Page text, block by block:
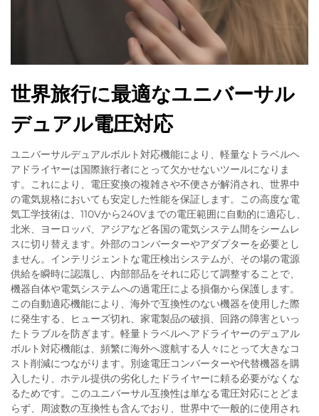
世界旅行に最適なユニバーサル
デュアル電圧対応
ユニバーサルデュアルボルト対応機能により、軽量なトラベルヘ
アドライヤーは国際旅行者にとって欠かせないツールになりま
す。これにより、電圧変換の複雑さや不便さが解消され、世界中
の電気規格においても安定した性能を保証します。この高度な電
気工学技術は、110Vから240Vまでの電圧範囲に自動的に適応し、
北米、ヨーロッパ、アジアなど各国の電気システム間をシームレ
スに切り替えます。外部のコンバーターやアダプターを必要とし
ません。インテリジェントな電圧検出システムが、その場の電源
供給を瞬時に認識し、内部部品をそれに応じて調整することで、
機器自体や電気システムへの過電圧による損傷から保護します。
この自動適応機能により、海外で互換性のない機器を使用した際
に発生する、ヒューズ切れ、家電製品の破損、回路の障害といっ
たトラブルを防ぎます。軽量トラベルヘアドライヤーのデュアル
ボルト対応機能は、頻繁に海外へ渡航する人々にとって大きなコ
スト削減につながります。別途電圧コンバーターや代替機器を購
入したり、ホテル提供の劣化したドライヤーに頼る必要がなくな
るためです。このユニバーサル互換性は単なる電圧対応にとどま
らず、周波数の互換性も含んでおり、世界中で一般的に使用され